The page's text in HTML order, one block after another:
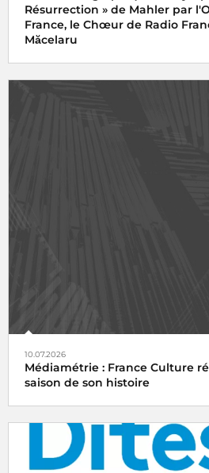
Résurrection » de Mahler par
France, le Chœur de Radio
Măcelaru
10.07.2026
Médiamétrie : France Culture
saison de son histoire